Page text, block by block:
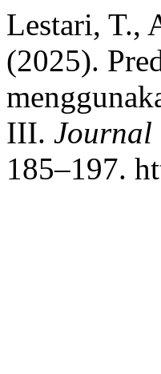
Lestari, T.,
(2025).
III. Journal
185–197.